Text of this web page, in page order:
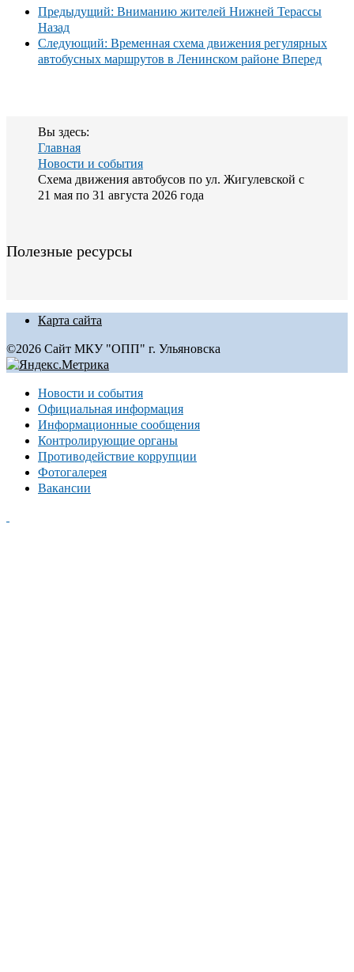
Предыдущий: Вниманию жителей Нижней Терассы
Назад
Следующий: Временная схема движения регулярных
автобусных маршрутов в Ленинском районе Вперед
Вы здесь:
Главная
Новости и события
Схема движения автобусов по ул. Жигулевской с
21 мая по 31 августа 2026 года
Полезные ресурсы
Карта сайта
©2026 Сайт МКУ "ОПП" г. Ульяновска
Новости и события
Официальная информация
Информационные сообщения
Контролирующие органы
Противодействие коррупции
Фотогалерея
Вакансии